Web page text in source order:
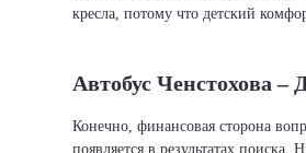
кресла, потому что детский
Автобус Ченстохова –
Конечно, финансовая сторона
появляется в результатах